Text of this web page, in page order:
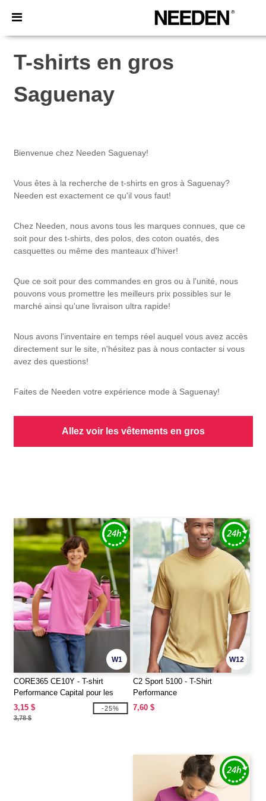
×
T-shirts en gros
Saguenay
Bienvenue chez Needen Saguenay!
Vous êtes à la recherche de t-shirts en gros à Saguenay?
Needen est exactement ce qu'il vous faut!
Chez Needen, nous avons tous les marques connues, que ce
soit pour des t-shirts, des polos, des coton ouatés, des
casquettes ou même des manteaux d'hiver!
Que ce soit pour des commandes en gros ou à l'unité, nous
pouvons vous promettre les meilleurs prix possibles sur le
marché ainsi qu'une livraison ultra rapide!
Nous avons l'inventaire en temps réel auquel vous avez accès
directement sur le site, n'hésitez pas à nous contacter si vous
avez des questions!
Faites de Needen votre expérience mode à Saguenay!
Allez voir les vêtements en gros
W1
CORE365 CE10Y - T-shirt
Performance Capital pour les
jeunes
3,15 $
3,78 $
-25%
W12
C2 Sport 5100 - T-Shirt
Performance
7,60 $